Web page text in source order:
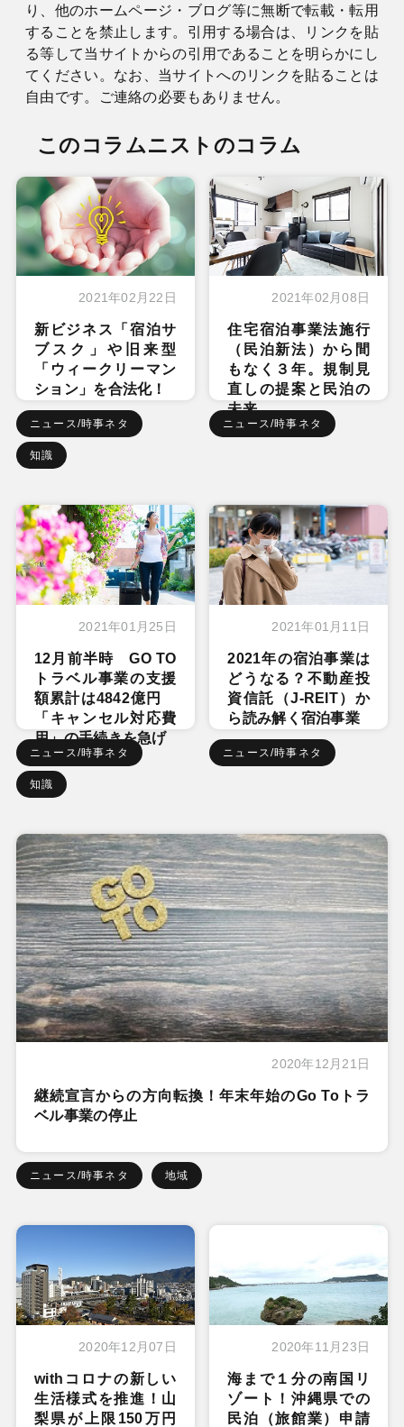
り、他のホームページ・ブログ等に無断で転載・転用
することを禁止します。引用する場合は、リンクを貼
る等して当サイトからの引用であることを明らかにし
てください。なお、当サイトへのリンクを貼ることは
自由です。ご連絡の必要もありません。
このコラムニストのコラム
2021年02月22日
新ビジネス「宿泊サ
ブスク」や旧来型
「ウィークリーマン
ション」を合法化！
ニュース/時事ネタ
知識
2021年02月08日
住宅宿泊事業法施行
（民泊新法）から間
もなく３年。規制見
直しの提案と民泊の
未来
ニュース/時事ネタ
2021年01月25日
12月前半時 GO TO
トラベル事業の支援
額累計は4842億円
「キャンセル対応費
用」の手続きを急げ
ニュース/時事ネタ
知識
2021年01月11日
2021年の宿泊事業は
どうなる？不動産投
資信託（J-REIT）か
ら読み解く宿泊事業
ニュース/時事ネタ
2020年12月21日
継続宣言からの方向転換！年末年始のGo Toトラ
ベル事業の停止
ニュース/時事ネタ 地域
2020年12月07日
withコロナの新しい
生活様式を推進！山
梨県が上限150万円
2020年11月23日
海まで１分の南国リ
ゾート！沖縄県での
民泊（旅館業）申請